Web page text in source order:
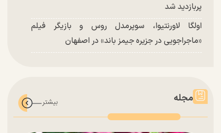
پربازدید شد
اولگا لاورنتیوا، سوپرمدل روس و بازیگر فیلم
«ماجراجویی در جزیره جیمز باند» در اصفهان
مجله